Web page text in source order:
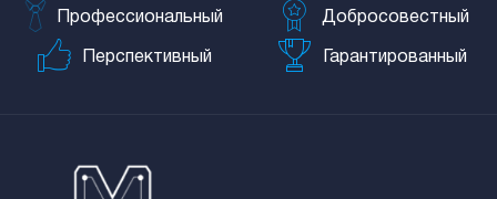
Профессиональный Добросовестный
Перспективный Гарантированный